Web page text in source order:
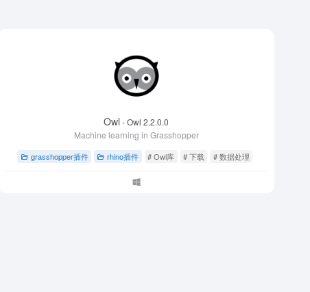
Owl - Owl 2.2.0.0
Machine learning in Grasshopper
grasshopper插件 rhino插件 # Owl库 # 下载 # 数据处理